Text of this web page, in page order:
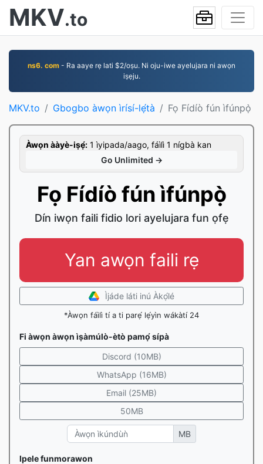
MKV.to
ns6. com - Ra aaye rẹ lati $2/oṣu. Ni oju-iwe ayelujara ni awọn
iṣẹju.
MKV.to Gbogbo àwọn ìrísí-lẹ́tà Fọ Fídíò fún ìfúnpọ̀
Àwọn ààyè-iṣẹ́: 1 ìyipada/aago, fáìlì 1 nígbà kan
Go Unlimited →
Fọ Fídíò fún ìfúnpọ̀
Dín iwọn faili fidio lori ayelujara fun ọfẹ
Yan awọn faili rẹ
Ìjáde láti inú Àkọ́lé
*Àwọn fáìlì tí a ti parẹ́ lẹ́yìn wákàtí 24
Fi àwọn àwọn ìṣàmúlò-ètò pamọ́ sípà
Discord (10MB)
WhatsApp (16MB)
Email (25MB)
50MB
MB
Ipele funmorawon